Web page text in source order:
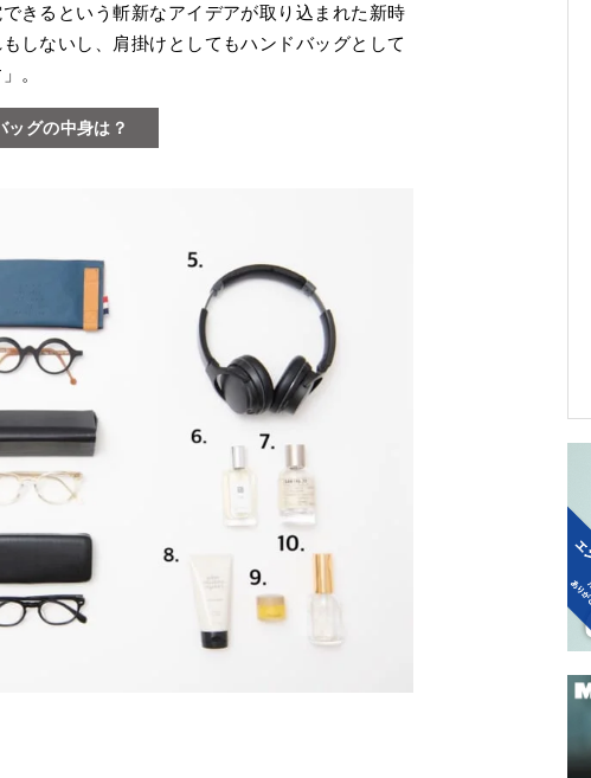
きるという斬新なアイデアが取り込まれた新時
しないし、肩掛けとしてもハンドバッグとして
。
グの中身は？